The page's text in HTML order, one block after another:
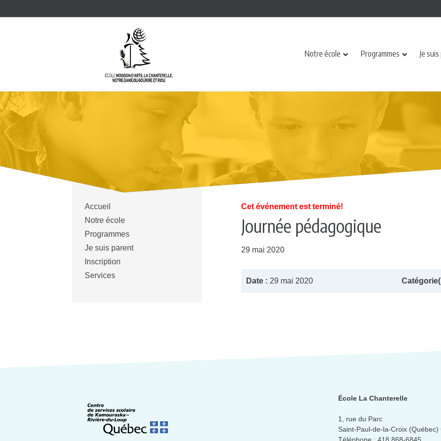
Notre école Programmes Je
Accueil
Notre école
Programmes
Je suis parent
Inscription
Services
Cet événement est terminé!
Journée pédagogique
29 mai 2020
Date : 29 mai 2020
École La Chanterelle
1, rue du Parc
Saint-Paul-de-la-Croix (Québec)